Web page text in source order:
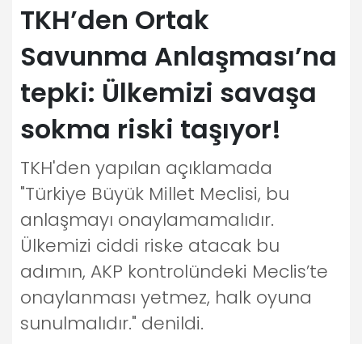
TKH’den Ortak
Savunma Anlaşması’na
tepki: Ülkemizi savaşa
sokma riski taşıyor!
TKH'den yapılan açıklamada
"Türkiye Büyük Millet Meclisi, bu
anlaşmayı onaylamamalıdır.
Ülkemizi ciddi riske atacak bu
adımın, AKP kontrolündeki Meclis’te
onaylanması yetmez, halk oyuna
sunulmalıdır." denildi.